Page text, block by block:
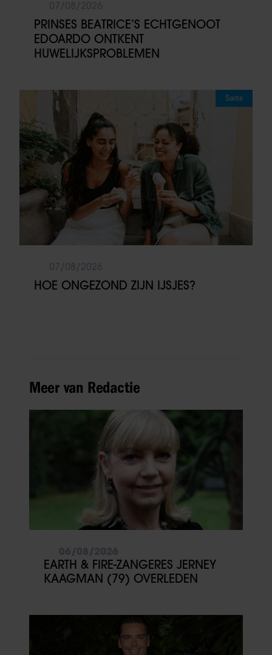
PRINSES BEATRICE’S ECHTGENOOT
EDOARDO ONTKENT
HUWELIJKSPROBLEMEN
Sante
HOE ONGEZOND ZIJN IJSJES?
Meer van Redactie
EARTH & FIRE-ZANGERES JERNEY
KAAGMAN (79) OVERLEDEN